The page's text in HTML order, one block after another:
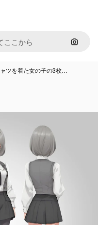
画像で
ツを着た女の子の3枚…